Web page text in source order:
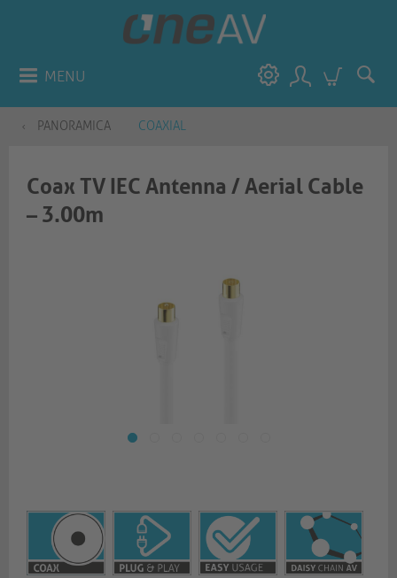
MENU
PANORAMICA COAXIAL
Coax TV IEC Antenna / Aerial Cable
– 3.00m